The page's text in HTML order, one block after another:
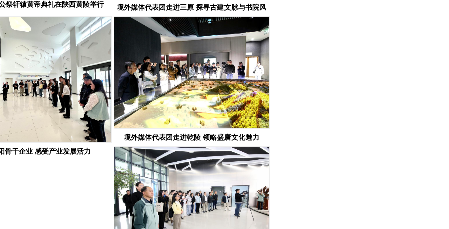
祭轩辕黄帝典礼在陕西黄陵举行 境外媒体代表团走进三原 探寻古建文脉与书院风
骨干企业 感受产业发展活力
境外媒体代表团走进乾陵 领略盛唐文化魅力